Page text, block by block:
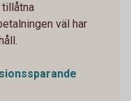
tillåtna
väl har